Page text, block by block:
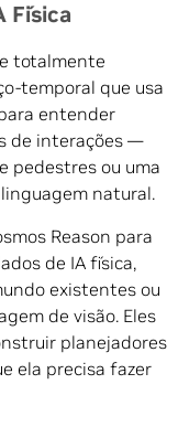
Física
totalmente
temporal que usa
entender
de interações —
pedestres ou uma
natural.
Reason para
de IA física,
existentes ou
de visão. Eles
planejadores
ela precisa fazer